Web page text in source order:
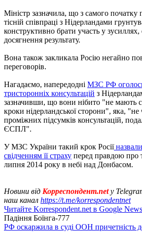
Міністр зазначила, що з самого початку
тісній співпраці з Нідерландами
конструктивно брати участь у
досягнення результату.
Вона також закликала Росію негайно
переговорів.
Нагадаємо, напередодні МЗС РФ
тристоронніх консультацій з
зазначивши, що вони нібито "не мають
кроки нідерландської сторони", яка, "не
проміжних підсумків консультацій,
ЄСПЛ".
У МЗС України такий крок Росії
свідченням її страху перед правдою про
липня 2014 року в небі над Донбасом.
Новини від Корреспондент.netу
наш канал https://t.me/korrespondentnet
Читайте Korrespondent.net в Google News
Падіння Боїнга-777
РФ оскаржила в суді ООН причетність